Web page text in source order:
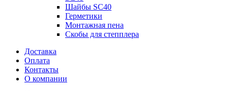
Шайбы SC40
Герметики
Монтажная пена
Скобы для степплера
Доставка
Оплата
Контакты
О компании